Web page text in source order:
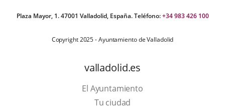
Plaza Mayor, 1. 47001 Valladolid, España. Teléfono:+34 983 426 100
Copyright 2025 - Ayuntamiento de Valladolid
valladolid.es
El Ayuntamiento
Tu ciudad